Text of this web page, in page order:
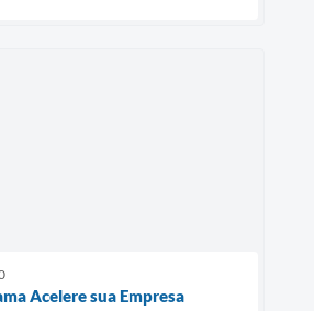
Acelere sua Empresa